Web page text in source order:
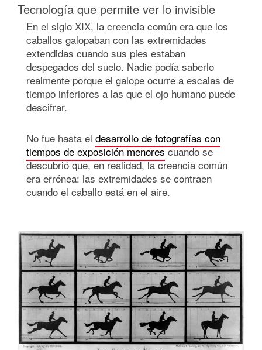
Tecnología que permite ver lo invisible
En el siglo XIX, la creencia común era que los
caballos galopaban con las extremidades
extendidas cuando sus pies estaban
despegados del suelo. Nadie podía saberlo
realmente porque el galope ocurre a escalas de
tiempo inferiores a las que el ojo humano puede
descifrar.
No fue hasta el desarrollo de fotografías con
tiempos de exposición menorescuando se
descubrió que, en realidad, la creencia común
era errónea: las extremidades se contraen
cuando el caballo está en el aire.